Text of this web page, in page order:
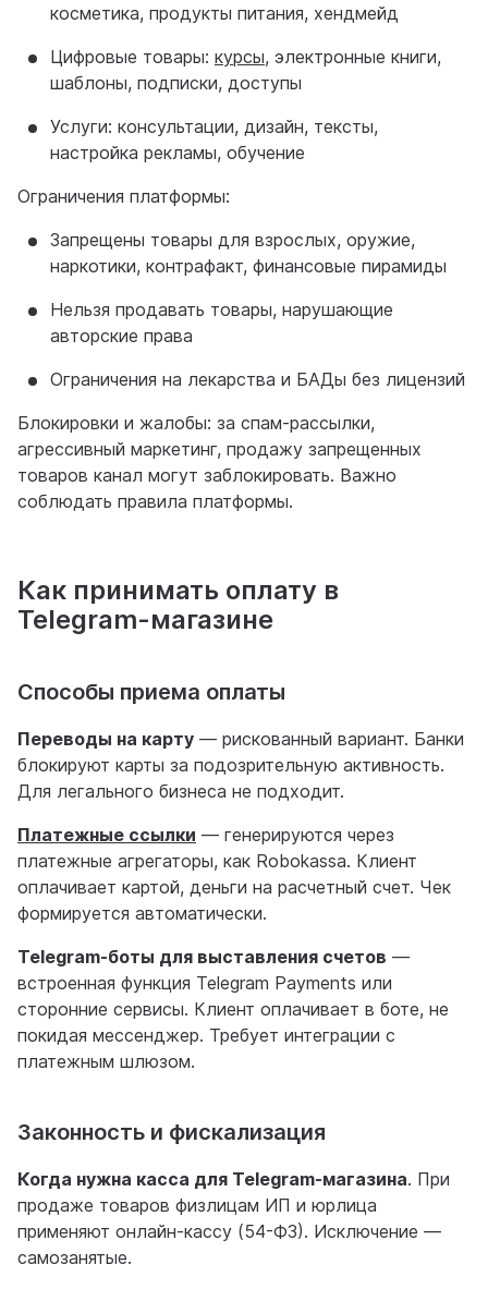
косметика, продукты питания, хендмейд
Цифровые товары: курсы, электронные книги,
шаблоны, подписки, доступы
Услуги: консультации, дизайн, тексты,
настройка рекламы, обучение
Ограничения платформы:
Запрещены товары для взрослых, оружие,
наркотики, контрафакт, финансовые пирамиды
Нельзя продавать товары, нарушающие
авторские права
Ограничения на лекарства и БАДы без лицензий
Блокировки и жалобы: за спам-рассылки,
агрессивный маркетинг, продажу запрещенных
товаров канал могут заблокировать. Важно
соблюдать правила платформы.
Как принимать оплату в
Telegram-магазине
Способы приема оплаты
Переводы на карту — рискованный вариант. Банки
блокируют карты за подозрительную активность.
Для легального бизнеса не подходит.
Платежные ссылки — генерируются через
платежные агрегаторы, как Robokassa. Клиент
оплачивает картой, деньги на расчетный счет. Чек
формируется автоматически.
Telegram-боты для выставления счетов —
встроенная функция Telegram Payments или
сторонние сервисы. Клиент оплачивает в боте, не
покидая мессенджер. Требует интеграции с
платежным шлюзом.
Законность и фискализация
Когда нужна касса для Telegram-магазина. При
продаже товаров физлицам ИП и юрлица
применяют онлайн-кассу (54-ФЗ). Исключение —
самозанятые.